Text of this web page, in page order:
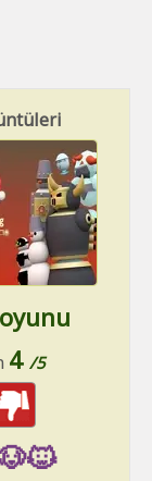
4 /5